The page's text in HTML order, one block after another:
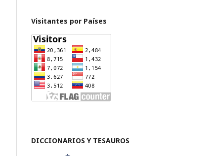
Visitantes por Países
DICCIONARIOS Y TESAUROS